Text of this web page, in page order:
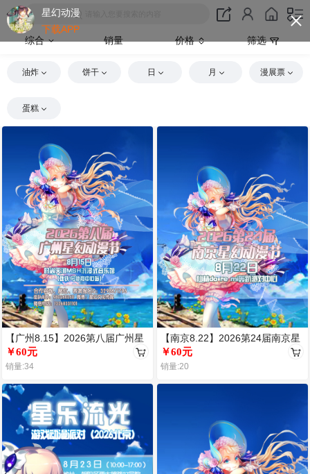
综合 销量 价格 筛选
油炸 饼干 日 月 漫展票
蛋糕
【广州8.15】2026第八届广州星
幻动漫节
￥60元
销量:34
【南京8.22】2026第24届南京星
幻动漫节
￥60元
销量:20
星幻动漫
下载APP